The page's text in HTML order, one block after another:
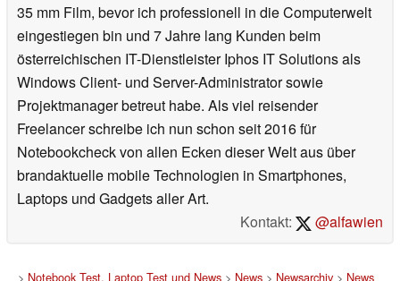
35 mm Film, bevor ich professionell in die Computerwelt
eingestiegen bin und 7 Jahre lang Kunden beim
österreichischen IT-Dienstleister Iphos IT Solutions als
Windows Client- und Server-Administrator sowie
Projektmanager betreut habe. Als viel reisender
Freelancer schreibe ich nun schon seit 2016 für
Notebookcheck von allen Ecken dieser Welt aus über
brandaktuelle mobile Technologien in Smartphones,
Laptops und Gadgets aller Art.
Kontakt:
@alfawien
> Notebook Test, Laptop Test und News> News> Newsarchiv> News